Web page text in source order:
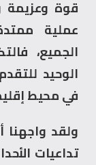
قوة وعزيمة
عملية
الجميع،
الوحيد
في محيط
ولقد واجهنا
تداعيات